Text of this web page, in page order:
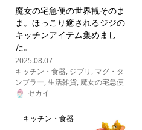
魔女の宅急便の世界観そのま
ま。ほっこり癒されるジジの
キッチンアイテム集めまし
た。
2025.08.07
キッチン・食器, ジブリ , マグ・タ
ンブラー,生活雑貨, 魔女の宅急便
セカイ
キッチン・食器